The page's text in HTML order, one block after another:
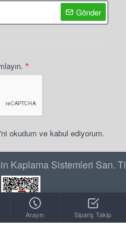
Gönder
'ni okudum ve kabul ediyorum.
Kaplama Sistemleri San.
Arayın Sipariş Takip